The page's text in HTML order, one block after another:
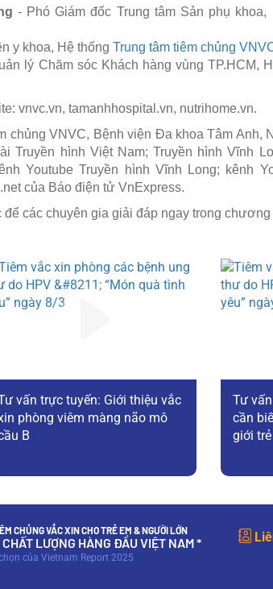
- Phó Giám đốc Trung tâm Sản phụ
y khoa, Hệ thống Trung tâm tiêm chủng
lý Chăm sóc Khách hàng vùng TP.HCM,
vnvc.vn, tamanhhospital.vn, nutrihome.vn.
chủng VNVC, Bệnh viện Đa khoa Tâm Anh,
Truyền hình Việt Nam; Truyền hình Vĩnh
Youtube Truyền hình Vĩnh Long; kênh
của Báo điện tử VnExpress.
các chuyên gia giải đáp ngay trong chương
vấn trực tuyến: Giới thiệu vắc
phòng viêm màng não mô
B
Tư
cần
giới trẻ
CHỦNG VẮC XIN CHO TRẺ EM & NGƯỜI LỚN
LƯỢNG HÀNG ĐẦU VIỆT NAM *
của Vietnam Report 2025